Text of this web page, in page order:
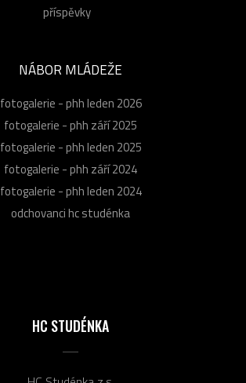
HC STUDÉNKA
příspěvky
NÁBOR MLÁDEŽE
fotogalerie - phh leden 2026
fotogalerie - phh září 2025
fotogalerie - phh leden 2025
fotogalerie - phh září 2024
fotogalerie - phh leden 2024
odchovanci hc studénka